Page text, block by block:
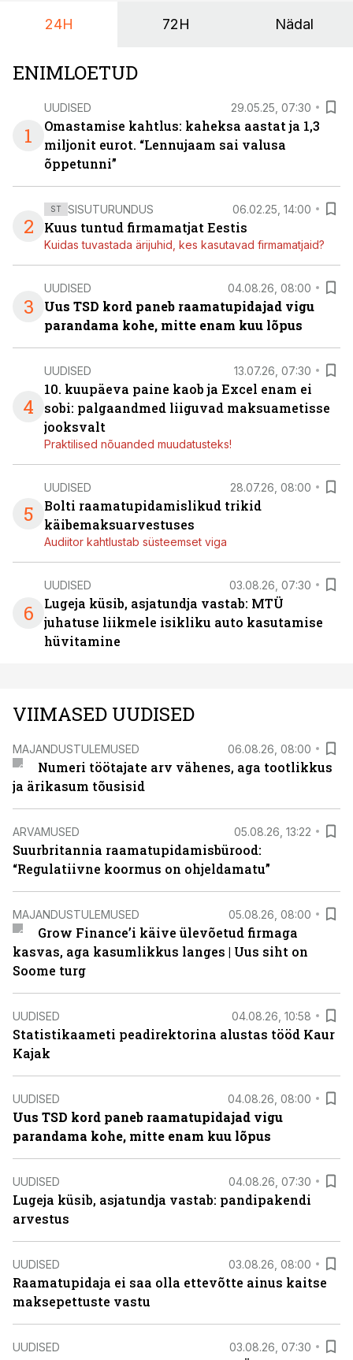
24H 72H Nädal
ENIMLOETUD
1
UUDISED 29.05.25, 07:30
Omastamise kahtlus: kaheksa aastat ja 1,3
miljonit eurot. “Lennujaam sai valusa
õppetunni”
2
ST SISUTURUNDUS 06.02.25, 14:00
Kuus tuntud firmamatjat Eestis
Kuidas tuvastada ärijuhid, kes kasutavad firmamatjaid?
3
UUDISED 04.08.26, 08:00
Uus TSD kord paneb raamatupidajad vigu
parandama kohe, mitte enam kuu lõpus
4
UUDISED 13.07.26, 07:30
10. kuupäeva paine kaob ja Excel enam ei
sobi: palgaandmed liiguvad maksuametisse
jooksvalt
Praktilised nõuanded muudatusteks!
5
UUDISED 28.07.26, 08:00
Bolti raamatupidamislikud trikid
käibemaksuarvestuses
Audiitor kahtlustab süsteemset viga
6
UUDISED 03.08.26, 07:30
Lugeja küsib, asjatundja vastab: MTÜ
juhatuse liikmele isikliku auto kasutamise
hüvitamine
VIIMASED UUDISED
MAJANDUSTULEMUSED 06.08.26, 08:00
Numeri töötajate arv vähenes, aga tootlikkus
ja ärikasum tõusisid
ARVAMUSED 05.08.26, 13:22
Suurbritannia raamatupidamisbürood:
“Regulatiivne koormus on ohjeldamatu”
MAJANDUSTULEMUSED 05.08.26, 08:00
Grow Finance’i käive ülevõetud firmaga
kasvas, aga kasumlikkus langes | Uus siht on
Soome turg
UUDISED 04.08.26, 10:58
Statistikaameti peadirektorina alustas tööd Kaur
Kajak
UUDISED 04.08.26, 08:00
Uus TSD kord paneb raamatupidajad vigu
parandama kohe, mitte enam kuu lõpus
UUDISED 04.08.26, 07:30
Lugeja küsib, asjatundja vastab: pandipakendi
arvestus
UUDISED 03.08.26, 08:00
Raamatupidaja ei saa olla ettevõtte ainus kaitse
maksepettuste vastu
UUDISED 03.08.26, 07:30